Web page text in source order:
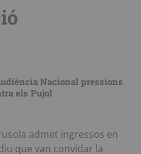
Nacional pressions
els Pujol
admet ingressos en
que van convidar la